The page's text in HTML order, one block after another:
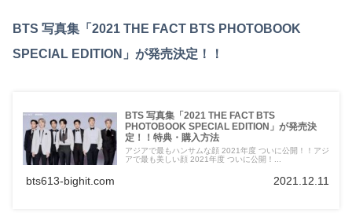
BTS 写真集「2021 THE FACT BTS PHOTOBOOK
SPECIAL EDITION」が発売決定！！
BTS 写真集「2021 THE FACT BTS
PHOTOBOOK SPECIAL EDITION」が発売決
定！！特典・購入方法
アジアで最もハンサムな顔 2021年度 ついに公開！！アジ
アで最も美しい顔 2021年度 ついに公開！...
bts613-bighit.com 2021.12.11